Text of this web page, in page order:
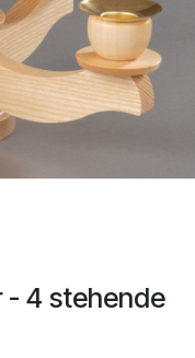
- 4 stehende